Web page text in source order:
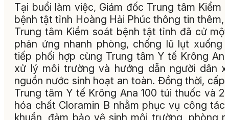
Tại buổi làm việc, Giám đốc Trung tâm Kiểm
bệnh tật tỉnh Hoàng Hải Phúc thông tin thêm,
Trung tâm Kiểm soát bệnh tật tỉnh đã cử
phản ứng nhanh phòng, chống lũ lụt xuống
tiếp phối hợp cùng Trung tâm Y tế Krông
xử lý môi trường và hướng dẫn người dân
nguồn nước sinh hoạt an toàn. Đồng thời, cấp
Trung tâm Y tế Krông Ana 100 túi thuốc và
hóa chất Cloramin B nhằm phục vụ công tác
khuẩn, đảm bảo vệ sinh môi trường, phòng